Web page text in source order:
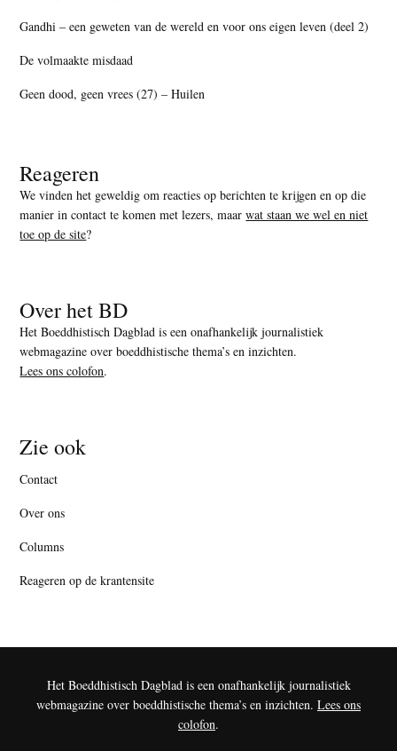
Gandhi – een geweten van de wereld en voor ons eigen leven (deel 2)
De volmaakte misdaad
Geen dood, geen vrees (27) – Huilen
Reageren
We vinden het geweldig om reacties op berichten te krijgen en op die
manier in contact te komen met lezers, maarwat staan we wel en niet
toe op de site?
Over het BD
Het Boeddhistisch Dagblad is een onafhankelijk journalistiek
webmagazine over boeddhistische thema’s en inzichten.
Lees ons colofon.
Zie ook
Contact
Over ons
Columns
Reageren op de krantensite
Het Boeddhistisch Dagblad is een onafhankelijk journalistiek
webmagazine over boeddhistische thema’s en inzichten. Lees ons
colofon.